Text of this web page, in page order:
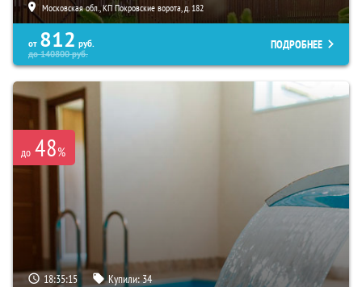
Московская обл., КП Покровские ворота, д. 182
от 812 руб.
до140800руб.
ПОДРОБНЕЕ
до 48%
18:35:14 Купили:34